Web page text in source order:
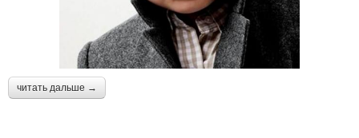
читать дальше →